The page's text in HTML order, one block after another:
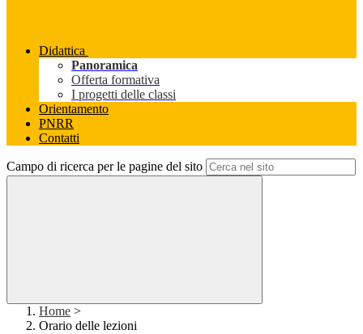
Didattica
Panoramica
Offerta formativa
I progetti delle classi
Orientamento
PNRR
Contatti
Campo di ricerca per le pagine del sito
Home >
Orario delle lezioni